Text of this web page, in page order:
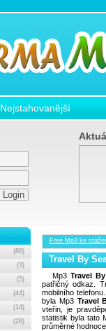
Nejstahovanější
Free Mp3 ke
Travel By
Mp3 Travel
patřičný odkaz.
mobilního
byla Mp3 Travel
vteřin, je
statistik byla tato
průměrné
(88)
(3)
(5)
(44)
(14)
(28)